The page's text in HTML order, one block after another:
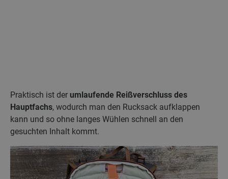
Praktisch ist der umlaufende Reißverschluss des
Hauptfachs, wodurch man den Rucksack aufklappen
kann und so ohne langes Wühlen schnell an den
gesuchten Inhalt kommt.